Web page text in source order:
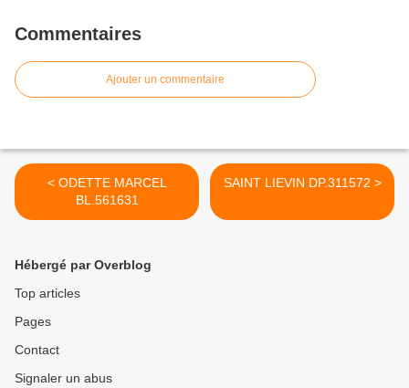
Commentaires
Ajouter un commentaire
< ODETTE MARCEL
BL.561631
SAINT LIEVIN DP.311572 >
Hébergé par Overblog
Top articles
Pages
Contact
Signaler un abus